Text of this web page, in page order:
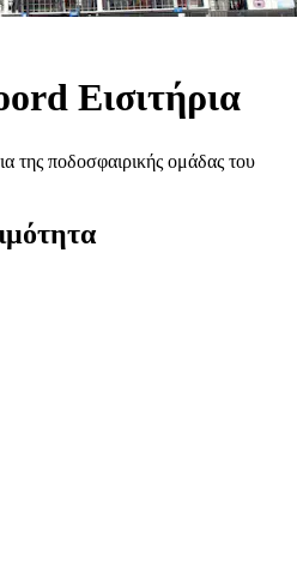
Εισιτήρια
της ποδοσφαιρικής ομάδας του